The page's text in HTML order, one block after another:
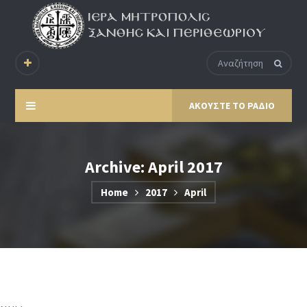
ΑΚΟΥΣΤΕ ΤΟ ΡΑΔΙΟ
Archive: April 2017
Home 2017 April